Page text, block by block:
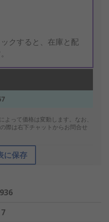
クすると、在庫と配
って価格は変動します。なお、
際は右下チャットからお問合せ
に保存